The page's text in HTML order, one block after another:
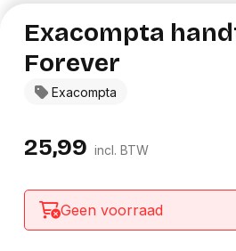
Exacompta
Exacompta
Forever
25,99 incl. BTW
Geen voorraad